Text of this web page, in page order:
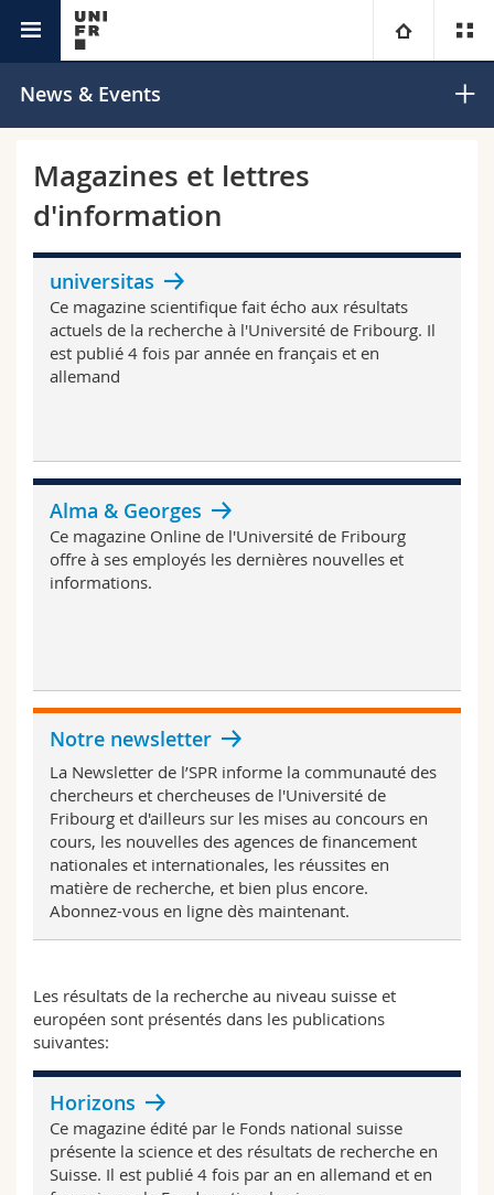
Université
Campus
Recherche
Université
Formation continue
Théologie
Droit
Sciences économiques et sociales et management
Lettres et sciences humaines
Sciences et médecine
Interfacultaire
Vous êtes
Futurs étudiants
Etudiants
Collaborateurs
Doctorants
Ressources
Annuaire du personnel
Webmail
Programme des cours
News & Events
Magazines et lettres
d'information
universitas
Ce magazine scientifique fait écho aux résultats
actuels de la recherche à l'Université de Fribourg. Il
est publié 4 fois par année en français et en
allemand
Alma & Georges
Ce magazine Online de l'Université de Fribourg
offre à ses employés les dernières nouvelles et
informations.
Notre newsletter
La Newsletter de l’SPR informe la communauté des
chercheurs et chercheuses de l'Université de
Fribourg et d'ailleurs sur les mises au concours en
cours, les nouvelles des agences de financement
nationales et internationales, les réussites en
matière de recherche, et bien plus encore.
Abonnez-vous en ligne dès maintenant.
Les résultats de la recherche au niveau suisse et
européen sont présentés dans les publications
suivantes:
Horizons
Ce magazine édité par le Fonds national suisse
présente la science et des résultats de recherche en
Suisse. Il est publié 4 fois par an en allemand et en